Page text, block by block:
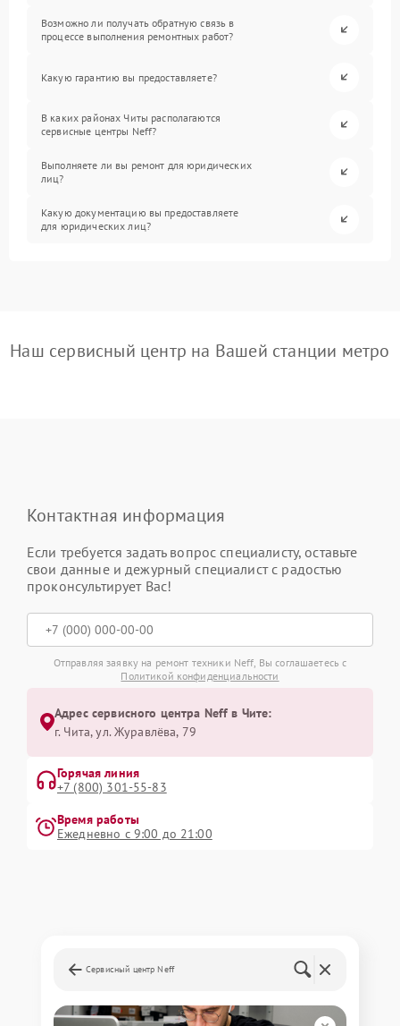
Возможно ли получать обратную связь в
процессе выполнения ремонтных работ?
Какую гарантию вы предоставляете?
В каких районах Читы располагаются
сервисные центры Neff?
Выполняете ли вы ремонт для юридических
лиц?
Какую документацию вы предоставляете
для юридических лиц?
Наш сервисный центр на Вашей станции метро
Контактная информация
Если требуется задать вопрос специалисту, оставьте
свои данные и дежурный специалист с радостью
проконсультирует Вас!
Отправляя заявку на ремонт техники Neff, Вы соглашаетесь с
Политикой конфиденциальности
Адрес сервисного центра Neff в Чите:
г. Чита, ул. Журавлёва, 79
Горячая линия
+7 (800) 301-55-83
Время работы
Ежедневно с 9:00 до 21:00
Сервисный центр Neff